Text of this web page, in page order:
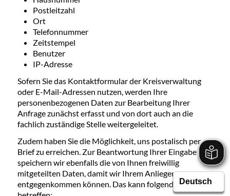
Postleitzahl
Ort
Telefonnummer
Zeitstempel
Benutzer
IP-Adresse
Sofern Sie das Kontaktformular der Kreisverwaltung
oder E-Mail-Adressen nutzen, werden Ihre
personenbezogenen Daten zur Bearbeitung Ihrer
Anfrage zunächst erfasst und von dort auch an die
fachlich zuständige Stelle weitergeleitet.
Zudem haben Sie die Möglichkeit, uns postalisch per
Brief zu erreichen. Zur Beantwortung Ihrer Eingabe
speichern wir ebenfalls die von Ihnen freiwillig
mitgeteilten Daten, damit wir Ihrem Anliegen
entgegenkommen können. Das kann folgende Daten